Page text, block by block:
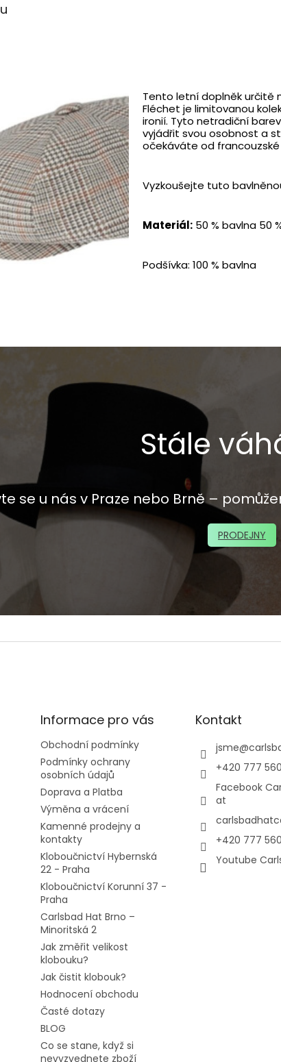
Tento letní doplněk určitě
Fléchet je limitovanou
ironií. Tyto netradiční
vyjádřit svou osobnost a
očekáváte od francouzské
Vyzkoušejte tuto
Materiál: 50 % bavlna 50
Podšívka: 100 % bavlna
Stále
se u nás v Praze nebo Brně –
PRODEJNY
Informace pro vás
Obchodní podmínky
Podmínky ochrany
osobních údajů
Doprava a Platba
Výměna a vrácení
Kamenné prodejny a
kontakty
Kloboučnictví Hybernská
22 - Praha
Kloboučnictví Korunní 37 -
Praha
Carlsbad Hat Brno –
Minoritská 2
Jak změřit velikost
klobouku?
Jak čistit klobouk?
Hodnocení obchodu
Časté dotazy
BLOG
Co se stane, když si
nevyzvednete zboží
Kontakt
jsme@
+420 777
Facebook
at
+420 777
Youtube